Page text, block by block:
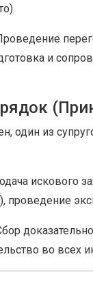
и
один из
искового
проведение
во всех